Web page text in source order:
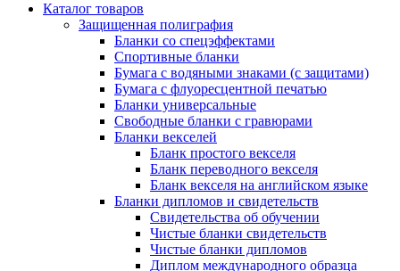
Каталог товаров
Защищенная полиграфия
Бланки со спецэффектами
Спортивные бланки
Бумага с водяными знаками (с защитами)
Бумага с флуоресцентной печатью
Бланки универсальные
Свободные бланки с гравюрами
Бланки векселей
Бланк простого векселя
Бланк переводного векселя
Бланк векселя на английском языке
Бланки дипломов и свидетельств
Свидетельства об обучении
Чистые бланки свидетельств
Чистые бланки дипломов
Диплом международного образца